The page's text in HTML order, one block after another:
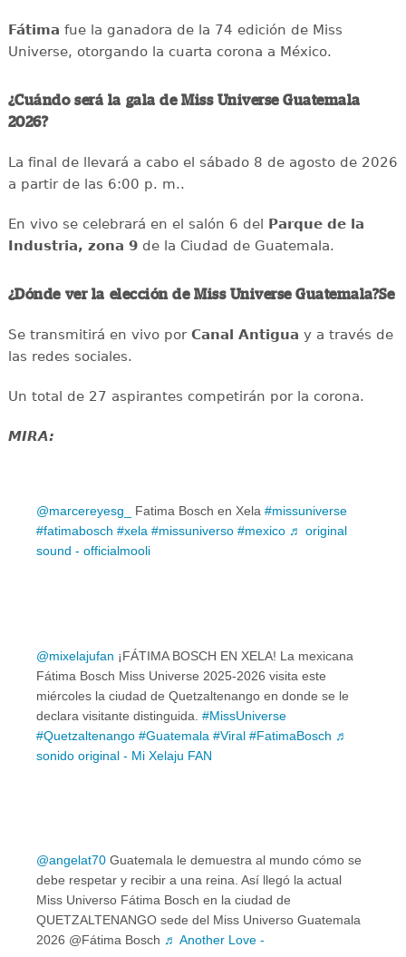
Fátima fue la ganadora de la 74 edición de Miss
Universe, otorgando la cuarta corona a México.
¿Cuándo será la gala de Miss Universe Guatemala
2026?
La final de llevará a cabo el sábado 8 de agosto de 2026
a partir de las 6:00 p. m..
En vivo se celebrará en el salón 6 del
Parque de la
Industria, zona 9de la Ciudad de Guatemala.
¿Dónde ver la elección de Miss Universe Guatemala?Se
Se transmitirá en vivo porCanal Antigua y a través de
las redes sociales.
Un total de 27 aspirantes competirán por la corona.
MIRA:
@marcereyesg_ Fatima Bosch en Xela #missuniverse
#fatimabosch #xela #missuniverso #mexico ♬ original
sound - officialmooli
@mixelajufan ¡FÁTIMA BOSCH EN XELA! La mexicana
Fátima Bosch Miss Universe 2025-2026 visita este
miércoles la ciudad de Quetzaltenango en donde se le
declara visitante distinguida. #MissUniverse
#Quetzaltenango #Guatemala #Viral #FatimaBosch ♬
sonido original - Mi Xelaju FAN
@angelat70 Guatemala le demuestra al mundo cómo se
debe respetar y recibir a una reina. Así llegó la actual
Miss Universo Fátima Bosch en la ciudad de
QUETZALTENANGO sede del Miss Universo Guatemala
2026 @Fátima Bosch ♬ Another Love -